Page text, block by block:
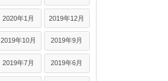
2020年1月 2019年12月
2019年10月 2019年9月
2019年7月 2019年6月